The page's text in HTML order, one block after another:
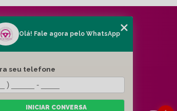
MENU
SERVIÇOS
CONTATO
CATEGORIAS
Olá! Fale agora pelo WhatsApp
seu telefone
INICIAR CONVERSA